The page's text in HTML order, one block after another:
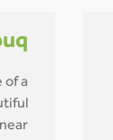
of a